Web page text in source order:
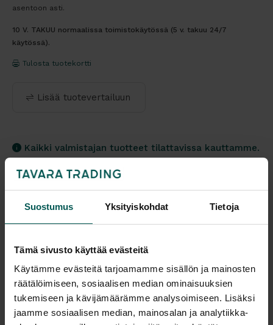
Suostumus Yksityiskohdat Tietoja
Tämä sivusto käyttää evästeitä
Käytämme evästeitä tarjoamamme sisällön ja mainosten
räätälöimiseen, sosiaalisen median ominaisuuksien
tukemiseen ja kävijämäärämme analysoimiseen. Lisäksi
jaamme sosiaalisen median, mainosalan ja analytiikka-
asentoon asti.
10 V. TAKUU normaalissa toimistokäytössä (5 v. takuu 24/7
käytössä).
Tulosta tuotekortti
Lisää tuotevertailuun
Kaikki valmistajan tuotteet tilattavissa kauttamme.
HÅG Capisco 8106 on selkänojallinen, kokonaan
verhoiltu toimistotuoli. Työskentelykorkeus voidaan
säätää matalasta aina seisoma-asentoon asti,
jolloin liikkuminen on dynaamisempaa tasapainosta